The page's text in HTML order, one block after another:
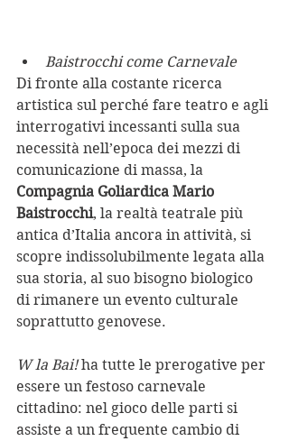
Baistrocchi come Carnevale
Di fronte alla costante ricerca
artistica sul perché fare teatro e agli
interrogativi incessanti sulla sua
necessità nell’epoca dei mezzi di
comunicazione di massa, la
Compagnia Goliardica Mario
Baistrocchi, la realtà teatrale più
antica d’Italia ancora in attività, si
scopre indissolubilmente legata alla
sua storia, al suo bisogno biologico
di rimanere un evento culturale
soprattutto genovese.
W la Bai! ha tutte le prerogative per
essere un festoso carnevale
cittadino: nel gioco delle parti si
assiste a un frequente cambio di